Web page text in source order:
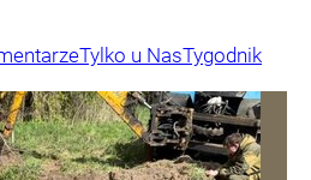
Tylko u NasTygodnik